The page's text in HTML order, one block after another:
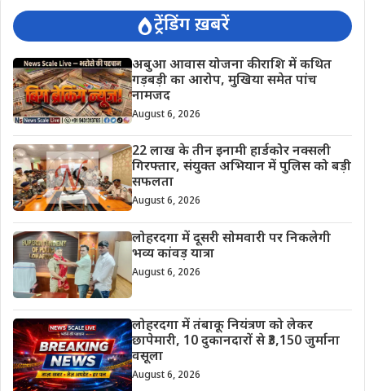
ट्रेंडिंग ख़बरें
अबुआ आवास योजना की राशि में कथित
गड़बड़ी का आरोप, मुखिया समेत पांच
नामजद
August 6, 2026
22 लाख के तीन इनामी हार्डकोर नक्सली
गिरफ्तार, संयुक्त अभियान में पुलिस को बड़ी
सफलता
August 6, 2026
लोहरदगा में दूसरी सोमवारी पर निकलेगी
भव्य कांवड़ यात्रा
August 6, 2026
लोहरदगा में तंबाकू नियंत्रण को लेकर
छापेमारी, 10 दुकानदारों से ₹3,150 जुर्माना
वसूला
August 6, 2026